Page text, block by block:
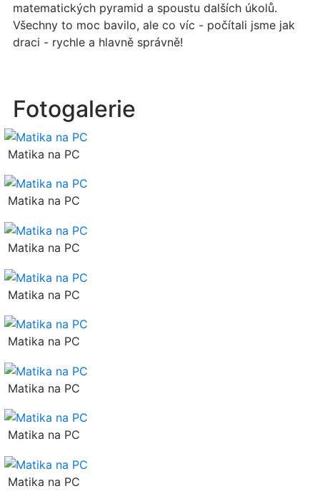
matematických pyramid a spoustu dalších úkolů.
Všechny to moc bavilo, ale co víc - počítali jsme jak
draci - rychle a hlavně správně!
Fotogalerie
Matika na PC
Matika na PC
Matika na PC
Matika na PC
Matika na PC
Matika na PC
Matika na PC
Matika na PC